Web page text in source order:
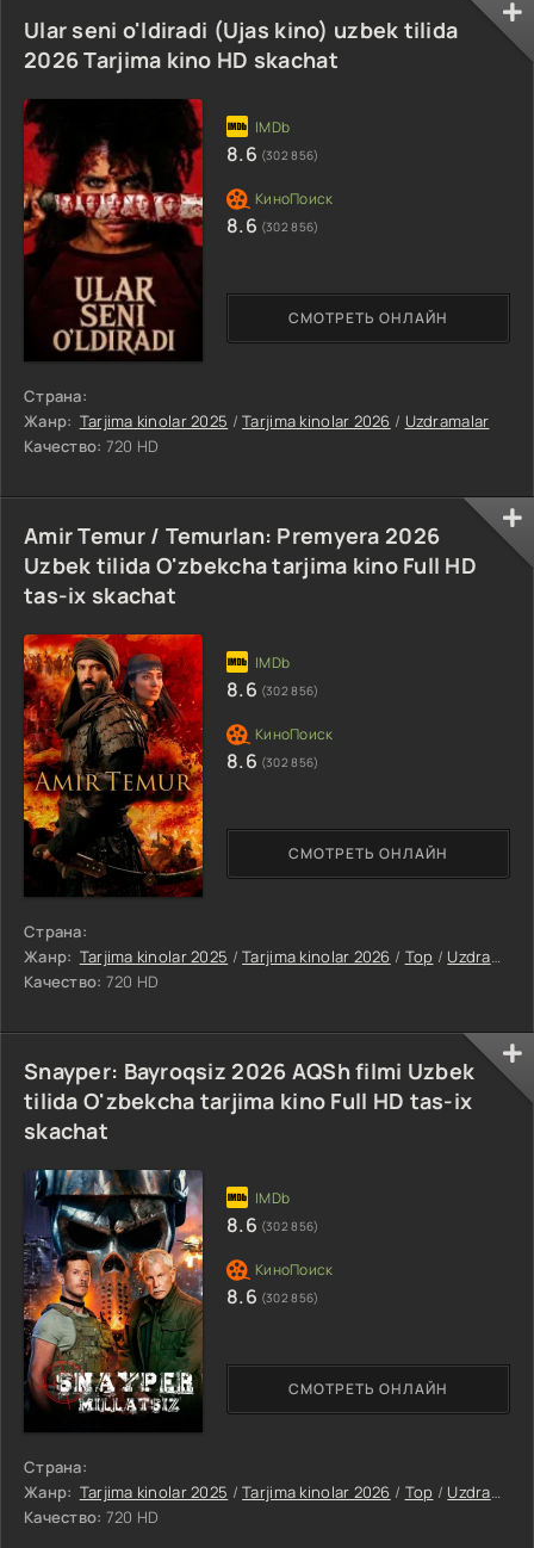
Ular seni o'ldiradi (Ujas kino) uzbek tilida
2026 Tarjima kino HD skachat
Страна:
Жанр: Tarjima kinolar 2025 /Tarjima kinolar 2026 / Uzdramalar
Качество: 720 HD
СМОТРЕТЬ ОНЛАЙН
8.6 (302 856)
8.6 (302 856)
Amir Temur / Temurlan: Premyera 2026
Uzbek tilida O'zbekcha tarjima kino Full HD
tas-ix skachat
Страна:
Жанр: Tarjima kinolar 2025 /Tarjima kinolar 2026 / Top / Uzdramalar
Качество: 720 HD
СМОТРЕТЬ ОНЛАЙН
8.6 (302 856)
8.6 (302 856)
Snayper: Bayroqsiz 2026 AQSh filmi Uzbek
tilida O'zbekcha tarjima kino Full HD tas-ix
skachat
Страна:
Жанр: Tarjima kinolar 2025 /Tarjima kinolar 2026 / Top / Uzdramalar
Качество: 720 HD
СМОТРЕТЬ ОНЛАЙН
8.6 (302 856)
8.6 (302 856)